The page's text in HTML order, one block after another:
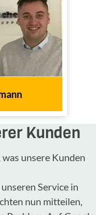
für
und
Finanzen
Tätig im
seit
Kunden
unsere Kunden
Service in
nun mitteilen,